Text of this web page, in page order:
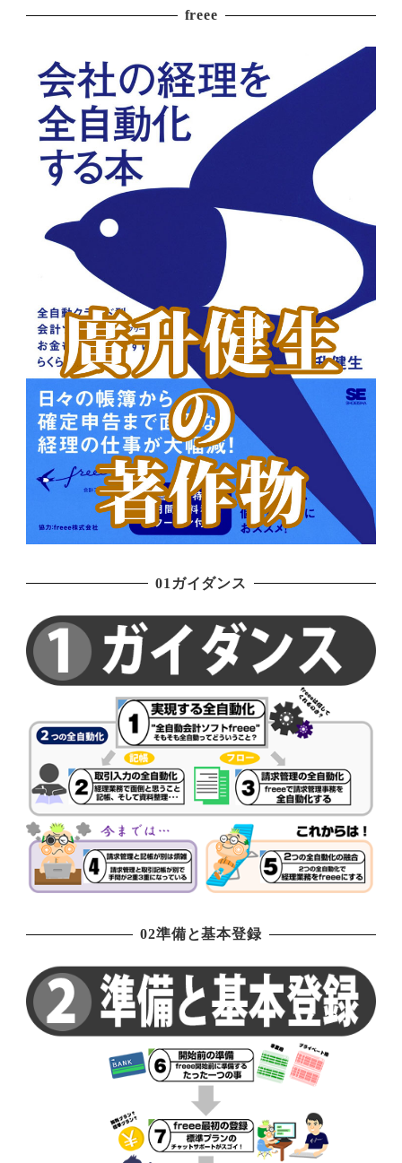
freee
01ガイダンス
02準備と基本登録